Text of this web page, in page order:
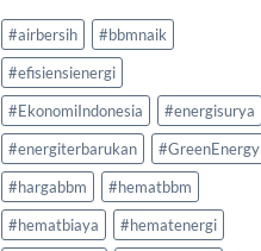
#airbersih
#bbmnaik
#efisiensienergi
#EkonomiIndonesia
#energisurya
#energiterbarukan
#GreenEnergy
#hargabbm
#hematbbm
#hematbiaya
#hematenergi